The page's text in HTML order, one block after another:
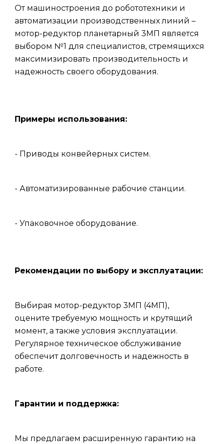
От машиностроения до робототехники и
автоматизации производственных линий –
мотор-редуктор планетарный 3МП является
выбором №1 для специалистов, стремящихся
максимизировать производительность и
надежность своего оборудования.
Примеры использования:
- Приводы конвейерных систем.
- Автоматизированные рабочие станции.
- Упаковочное оборудование.
Рекомендации по выбору и эксплуатации:
Выбирая мотор-редуктор 3МП (4МП),
оцените требуемую мощность и крутящий
момент, а также условия эксплуатации.
Регулярное техническое обслуживание
обеспечит долговечность и надежность в
работе.
Гарантии и поддержка:
Мы предлагаем расширенную гарантию на